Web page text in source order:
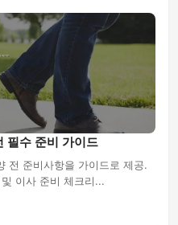
필수 준비 가이드
전 준비사항을 가이드로 제공.
이사 준비 체크리...